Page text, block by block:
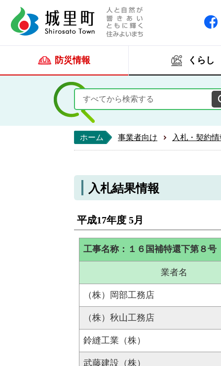
防災情報 くらし
ホーム 事業者向け 入札・契約
入札結果情報
平成17年度 5月
工事名称：１６国補特還下第８
業者名
（株）岡部工務店
（株）秋山工務店
鈴縫工業（株）
武藤建設（株）